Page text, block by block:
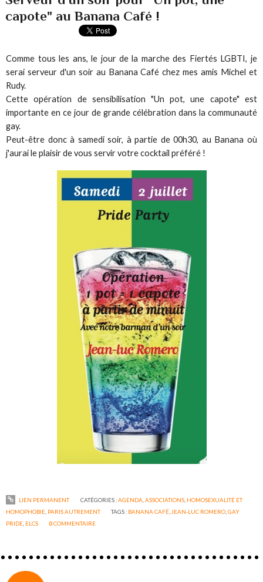
capote" au Banana Café !
Comme tous les ans, le jour de la marche des Fiertés LGBTI, je
serai serveur d'un soir au Banana Café chez mes amis Michel et
Rudy.
Cette opération de sensibilisation "Un pot, une capote" est
importante en ce jour de grande célébration dans la communauté
gay.
Peut-être donc à samedi soir, à partie de 00h30, au Banana où
j'aurai le plaisir de vous servir votre cocktail préféré !
LIEN PERMANENT CATÉGORIES :AGENDA ASSOCIATIONS, HOMOSEXUALITÉ ET
HOMOPHOBIE PARIS AUTREMENT TAGS : BANANA CAFÉ JEAN-LUC ROMERO ,GAY
PRIDE ELCS 0COMMENTAIRE